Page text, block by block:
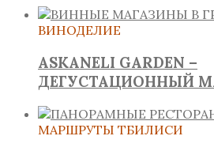
ВИНОДЕЛИЕ
ASKANELI GARDEN –
ДЕГУСТАЦИОННЫЙ
МАРШРУТЫ ТБИЛИСИ